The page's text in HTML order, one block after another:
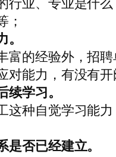
；
富的经验外，招
对能力，有没有开
学习。
这种自觉学习能
否已经建立。